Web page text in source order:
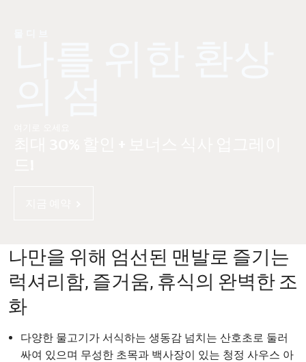
나만을 위해 엄선된 맨발로 즐기는
럭셔리함, 즐거움, 휴식의 완벽한 조
화
다양한 물고기가 서식하는 생동감 넘치는 산호초로 둘러
싸여 있으며 무성한 초목과 백사장이 있는 청정 사우스 아